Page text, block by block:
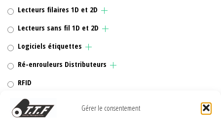
Gérer le consentement
Lecteurs filaires 1D et 2D
Lecteurs sans fil 1D et 2D
Logiciels étiquettes
Ré-enrouleurs Distributeurs
RFID
Rubans transfert thermique
Têtes d'impression